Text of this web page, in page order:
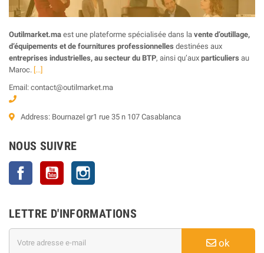
Outilmarket.ma est une plateforme spécialisée dans la vente d’outillage,
d’équipements et de fournitures professionnelles destinées aux
entreprises industrielles, au secteur du BTP, ainsi qu’aux particuliers au
Maroc. [...]
Email: contact@outilmarket.ma
Address: Bournazel gr1 rue 35 n 107 Casablanca
NOUS SUIVRE
Facebook YouTube
LETTRE D'INFORMATIONS
ok